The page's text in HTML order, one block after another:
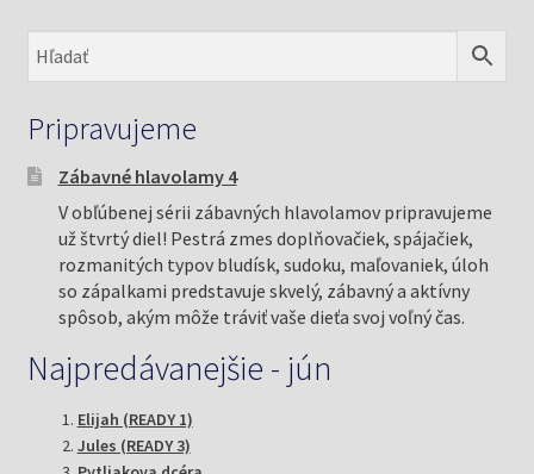
Pripravujeme
Zábavné hlavolamy 4
V obľúbenej sérii zábavných hlavolamov pripravujeme
už štvrtý diel! Pestrá zmes doplňovačiek, spájačiek,
rozmanitých typov bludísk, sudoku, maľovaniek, úloh
so zápalkami predstavuje skvelý, zábavný a aktívny
spôsob, akým môže tráviť vaše dieťa svoj voľný čas.
Najpredávanejšie - jún
Elijah (READY 1)
Jules (READY 3)